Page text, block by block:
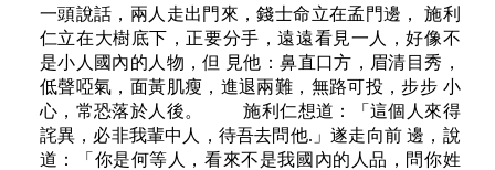
一頭說話，兩人走出門來，錢士命立在孟門邊， 施利
仁立在大樹底下，正要分手，遠遠看見一人，好像不
是小人國內的人物，但 見他：鼻直口方，眉清目秀，
低聲啞氣，面黃肌瘦，進退兩難，無路可投，步步 小
心，常恐落於人後。 施利仁想道：「這個人來得
詫異，必非我輩中人，待吾去問他.」遂走向前 邊，說
道：「你是何等人，看來不是我國內的人品，問你姓